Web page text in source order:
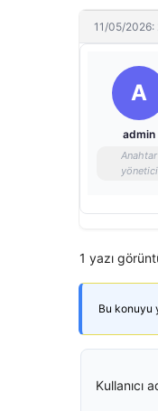
11/05/2026:
A
admin
Anahtar
yönetici
1 yazı
Bu konuyu
Kullanıcı